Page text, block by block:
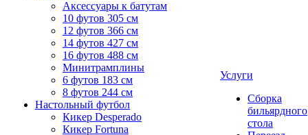
Аксессуары к батутам
10 футов 305 см
12 футов 366 см
14 футов 427 см
16 футов 488 см
Минитрамплины
6 футов 183 см
8 футов 244 см
Настольный футбол
Кикер Desperado
Кикер Fortuna
Услуги
Сборка
бильярдного
стола